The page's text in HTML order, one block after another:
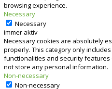
browsing experience.
Necessary
Necessary
immer aktiv
Necessary cookies are absolutely
properly. This category only
functionalities and security
not store any personal information.
Non-necessary
Non-necessary